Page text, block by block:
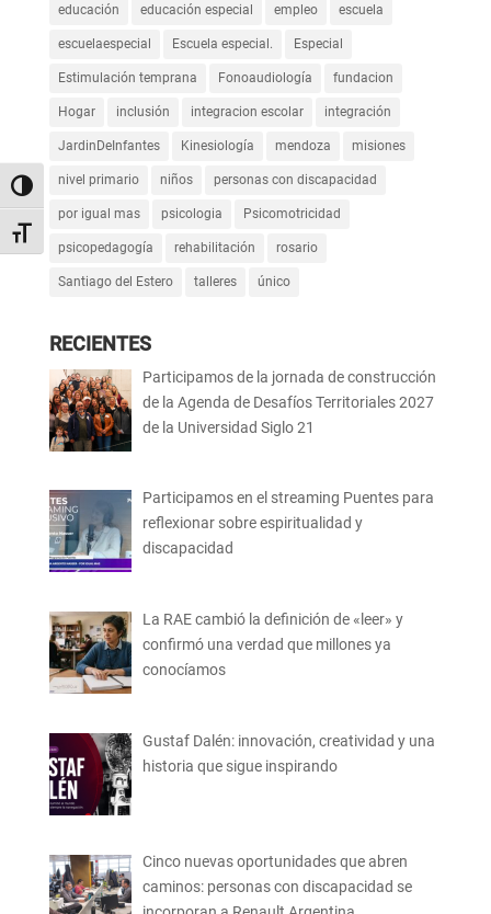
Alternar alto contraste
Alternar tamaño de letra
educación educación especial empleo escuela
escuelaespecial Escuela especial. Especial
Estimulación temprana Fonoaudiología fundacion
Hogar inclusión integracion escolar integración
JardinDeInfantes Kinesiología mendoza misiones
nivel primario niños personas con discapacidad
por igual mas psicologia Psicomotricidad
psicopedagogía rehabilitación rosario
Santiago del Estero talleres único
RECIENTES
Participamos de la jornada de construcción
de la Agenda de Desafíos Territoriales 2027
de la Universidad Siglo 21
Participamos en el streaming Puentes para
reflexionar sobre espiritualidad y
discapacidad
La RAE cambió la definición de «leer» y
confirmó una verdad que millones ya
conocíamos
Gustaf Dalén: innovación, creatividad y una
historia que sigue inspirando
Cinco nuevas oportunidades que abren
caminos: personas con discapacidad se